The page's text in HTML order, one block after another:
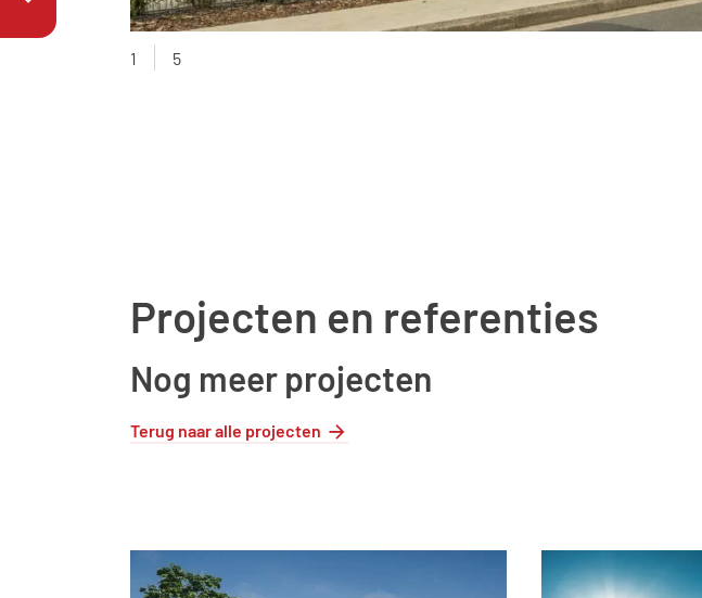
1 5
Projecten en referenties
Nog meer projecten
Terug naar alle projecten